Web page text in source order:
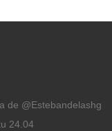
de @Estebandelashg
24.04